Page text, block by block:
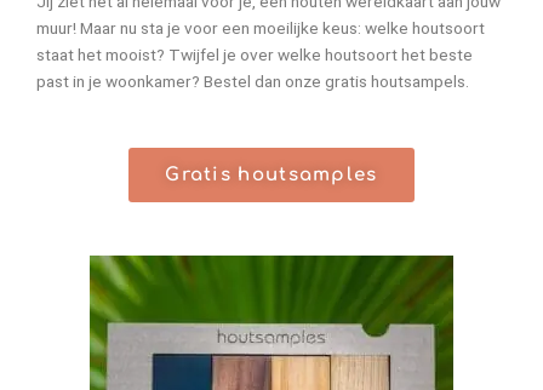
muur! Maar nu sta je voor een moeilijke keus: welke houtsoort
staat het mooist? Twijfel je over welke houtsoort het beste
past in je woonkamer? Bestel dan onze gratis houtsampels.
Gratis houtsamples